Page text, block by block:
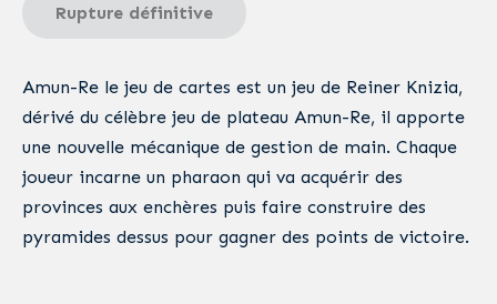
Rupture définitive
Amun-Re le jeu de cartes est un jeu de Reiner Knizia,
dérivé du célèbre jeu de plateau Amun-Re, il apporte
une nouvelle mécanique de gestion de main. Chaque
joueur incarne un pharaon qui va acquérir des
provinces aux enchères puis faire construire des
pyramides dessus pour gagner des points de victoire.